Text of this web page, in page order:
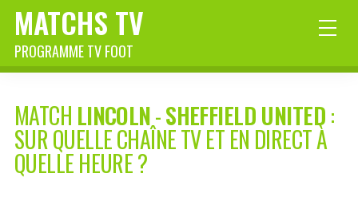
MATCHS TV
PROGRAMME TV FOOT
MATCH LINCOLN-SHEFFIELD UNITED:
SUR QUELLE CHAÎNE TV ET EN DIRECT À
QUELLE HEURE ?